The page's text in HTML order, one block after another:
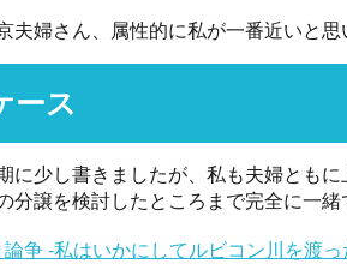
夫婦さん、属性的に私が一番近いと思
ース
に少し書きましたが、私も夫婦とも
分譲を検討したところまで完全に一緒
争 -私はいかにしてルビコン川を渡っ